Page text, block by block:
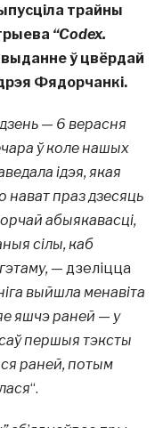
трайны
“Codex.
ў цвёрдай
Фядорчанкі.
дзень — 6 верасня
ў коле нашых
ідэя, якая
нават праз дзесяць
абыякавасці,
сілы, каб
— дзеліцца
выйшла менавіта
яшчэ раней — у
першыя тэксты
раней, потым
“.